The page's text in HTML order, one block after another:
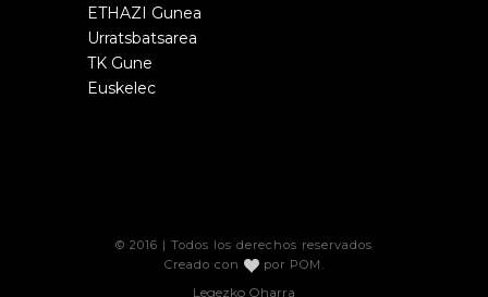
ETHAZI Gunea
Urratsbatsarea
TK Gune
Euskelec
© 2016 | Todos los derechos reservados
Creado con
por POM
Legezko Oharra